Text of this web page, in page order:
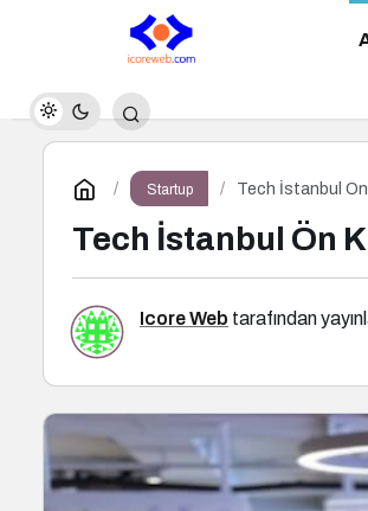
Startup Tech İstanbul Ön
Tech İstanbul Ön
Icore Web tarafından